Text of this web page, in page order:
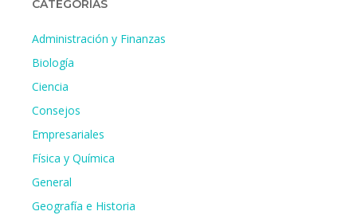
CATEGORÍAS
Administración y Finanzas
Biología
Ciencia
Consejos
Empresariales
Física y Química
General
Geografía e Historia